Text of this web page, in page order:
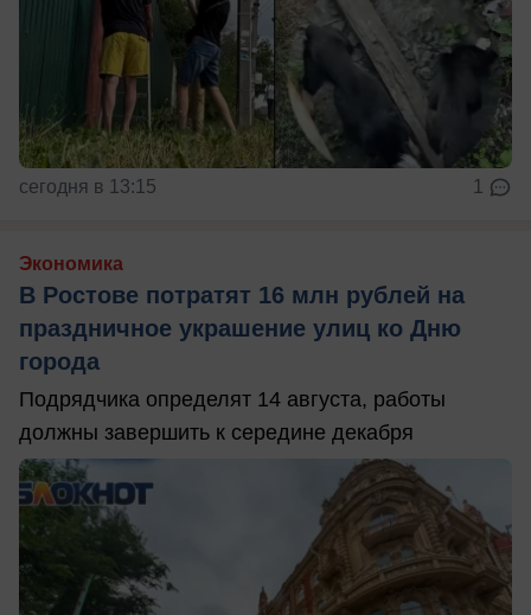
сегодня в 13:15 1
Экономика
В Ростове потратят 16 млн рублей на
праздничное украшение улиц ко Дню
города
Подрядчика определят 14 августа, работы
должны завершить к середине декабря